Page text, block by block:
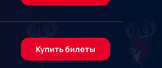
Купить билеты